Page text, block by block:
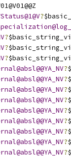
?
?
?
?
?
?
?
?
?
?
?
?
?